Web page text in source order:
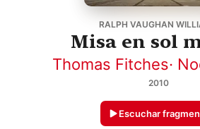
RALPH VAUGHAN
Misa en sol
Thomas Fitches·
2010
Escuchar